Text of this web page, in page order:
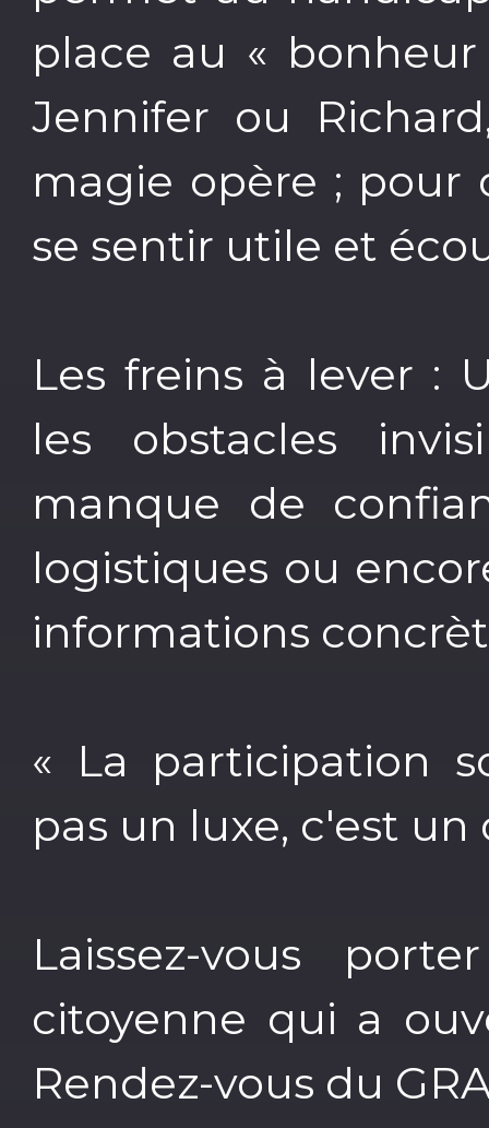
place au «
Jennifer ou
magie opère ; pour
se sentir utile et
Les freins à lever :
les obstacles
manque de
logistiques ou
informations
« La participation
pas un luxe, c'est un
Laissez-vous
citoyenne qui a
Rendez-vous du